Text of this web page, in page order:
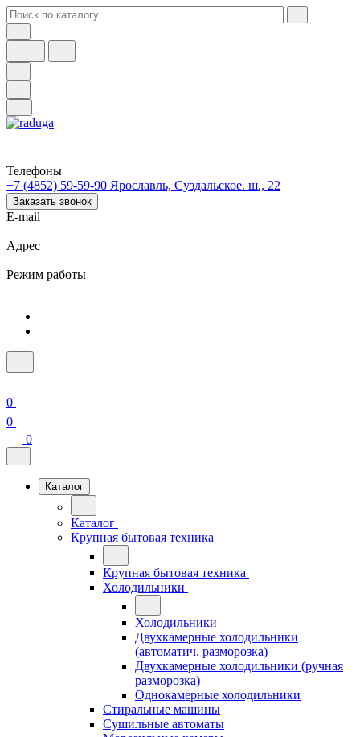
Телефоны
+7 (4852) 59-59-90 Ярославль, Суздальское. ш., 22
Заказать звонок
E-mail
Адрес
Режим работы
0
0
0
Каталог
Каталог
Крупная бытовая техника
Крупная бытовая техника
Холодильники
Холодильники
Двухкамерные холодильники
(автоматич. разморозка)
Двухкамерные холодильники (ручная
разморозка)
Однокамерные холодильники
Стиральные машины
Сушильные автоматы